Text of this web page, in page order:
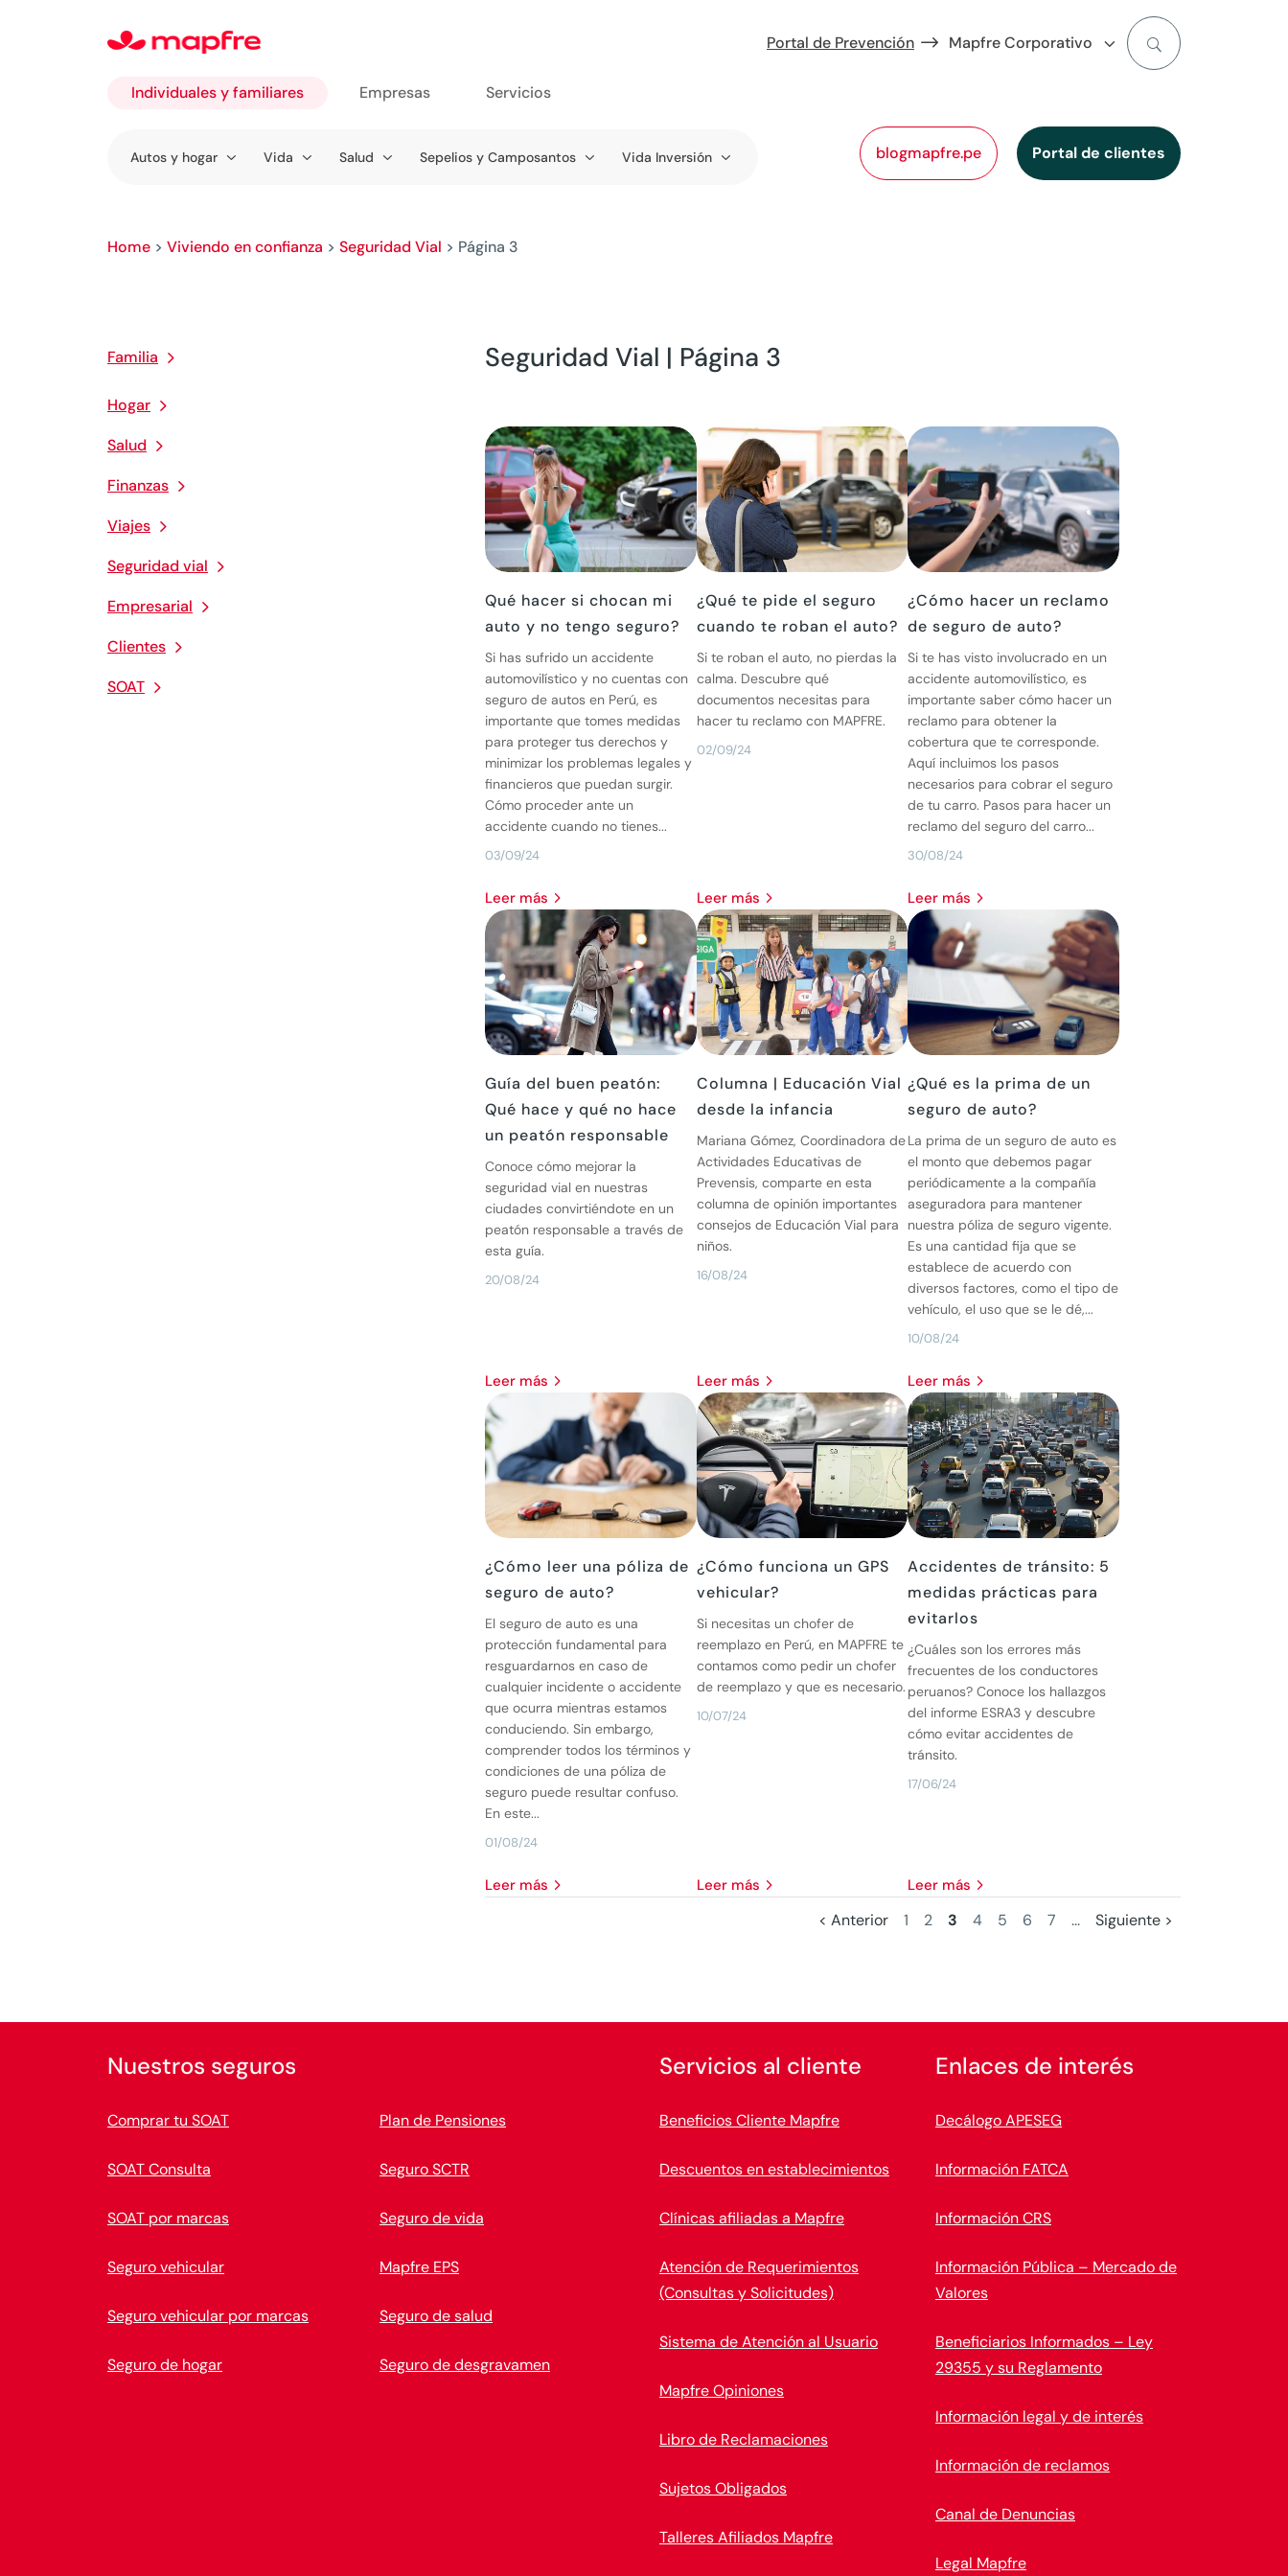
Portal de Prevención Mapfre Corporativo
blogmapfre.pe Portal de clientes
Individuales y familiares
Ir a
Autos y hogar Vida Salud Sepelios y Camposantos Vida Inversión
Empresas Servicios
Home > Viviendo en confianza > Seguridad Vial > Página 3
Familia
Hogar
Salud
Finanzas
Viajes
Seguridad vial
Empresarial
Clientes
SOAT
Seguridad Vial | Página 3
Qué hacer si chocan mi
auto y no tengo seguro?
03/09/24
Si has sufrido un accidente
automovilístico y no cuentas con
seguro de autos en Perú, es
importante que tomes medidas
para proteger tus derechos y
minimizar los problemas legales y
financieros que puedan surgir.
Cómo proceder ante un
accidente cuando no tienes...
leer más
¿Qué te pide el seguro
cuando te roban el auto?
02/09/24
Si te roban el auto, no pierdas la
calma. Descubre qué
documentos necesitas para
hacer tu reclamo con MAPFRE.
leer más
¿Cómo hacer un reclamo
de seguro de auto?
30/08/24
Si te has visto involucrado en un
accidente automovilístico, es
importante saber cómo hacer un
reclamo para obtener la
cobertura que te corresponde.
Aquí incluimos los pasos
necesarios para cobrar el seguro
de tu carro. Pasos para hacer un
reclamo del seguro del carro...
leer más
Guía del buen peatón:
Qué hace y qué no hace
un peatón responsable
20/08/24
Conoce cómo mejorar la
seguridad vial en nuestras
ciudades convirtiéndote en un
peatón responsable a través de
esta guía.
leer más
Columna | Educación Vial
desde la infancia
16/08/24
Mariana Gómez, Coordinadora de
Actividades Educativas de
Prevensis, comparte en esta
columna de opinión importantes
consejos de Educación Vial para
niños.
leer más
¿Qué es la prima de un
seguro de auto?
10/08/24
La prima de un seguro de auto es
el monto que debemos pagar
periódicamente a la compañía
aseguradora para mantener
nuestra póliza de seguro vigente.
Es una cantidad fija que se
establece de acuerdo con
diversos factores, como el tipo de
vehículo, el uso que se le dé,...
leer más
¿Cómo leer una póliza de
seguro de auto?
01/08/24
El seguro de auto es una
protección fundamental para
resguardarnos en caso de
cualquier incidente o accidente
que ocurra mientras estamos
conduciendo. Sin embargo,
comprender todos los términos y
condiciones de una póliza de
seguro puede resultar confuso.
En este...
leer más
¿Cómo funciona un GPS
vehicular?
10/07/24
Si necesitas un chofer de
reemplazo en Perú, en MAPFRE te
contamos como pedir un chofer
de reemplazo y que es necesario.
leer más
Accidentes de tránsito: 5
medidas prácticas para
evitarlos
17/06/24
¿Cuáles son los errores más
frecuentes de los conductores
peruanos? Conoce los hallazgos
del informe ESRA3 y descubre
cómo evitar accidentes de
tránsito.
leer más
< Anterior 1 2 3 4 5 6 7 ... Siguiente >
Nuestros seguros
Comprar tu SOAT
SOAT Consulta
SOAT por marcas
Seguro vehicular
Seguro vehicular por marcas
Seguro de hogar
Plan de Pensiones
Seguro SCTR
Seguro de vida
Mapfre EPS
Seguro de salud
Seguro de desgravamen
Servicios al cliente
Beneficios Cliente Mapfre
Descuentos en establecimientos
Clínicas afiliadas a Mapfre
Atención de Requerimientos
(Consultas y Solicitudes)
Sistema de Atención al Usuario
Mapfre Opiniones
Libro de Reclamaciones
Sujetos Obligados
Talleres Afiliados Mapfre
Enlaces de interés
Decálogo APESEG
Información FATCA
Información CRS
Información Pública – Mercado de
Valores
Beneficiarios Informados – Ley
29355 y su Reglamento
Información legal y de interés
Información de reclamos
Canal de Denuncias
Legal Mapfre